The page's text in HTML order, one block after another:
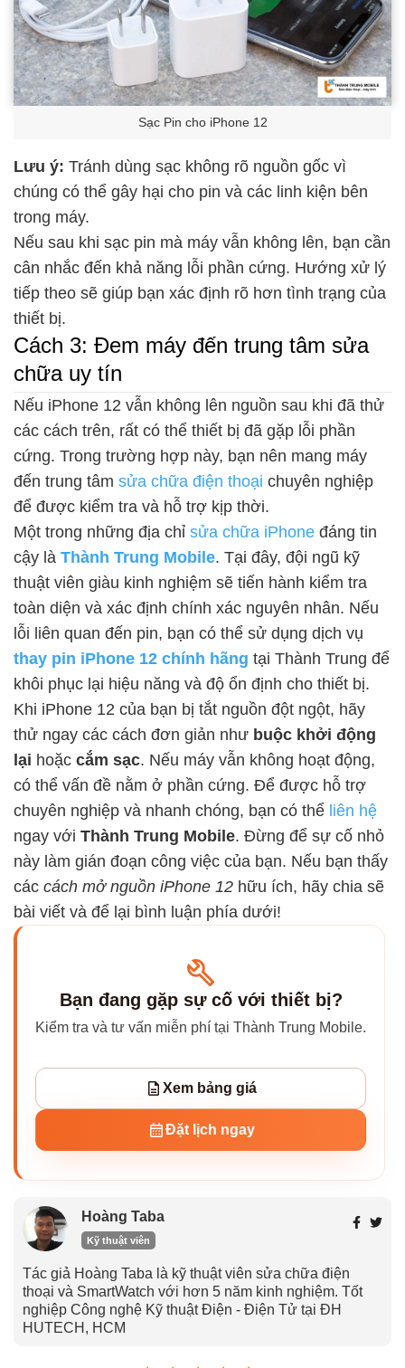
Sạc Pin cho iPhone 12
Lưu ý: Tránh dùng sạc không rõ nguồn gốc vì
chúng có thể gây hại cho pin và các linh kiện bên
trong máy.
Nếu sau khi sạc pin mà máy vẫn không lên, bạn cần
cân nhắc đến khả năng lỗi phần cứng. Hướng xử lý
tiếp theo sẽ giúp bạn xác định rõ hơn tình trạng của
thiết bị.
Cách 3: Đem máy đến trung tâm sửa
chữa uy tín
Nếu iPhone 12 vẫn không lên nguồn sau khi đã thử
các cách trên, rất có thể thiết bị đã gặp lỗi phần
cứng. Trong trường hợp này, bạn nên mang máy
đến trung tâm sửa chữa điện thoại chuyên nghiệp
để được kiểm tra và hỗ trợ kịp thời.
Một trong những địa chỉ sửa chữa iPhone đáng tin
cậy là Thành Trung Mobile. Tại đây, đội ngũ kỹ
thuật viên giàu kinh nghiệm sẽ tiến hành kiểm tra
toàn diện và xác định chính xác nguyên nhân. Nếu
lỗi liên quan đến pin, bạn có thể sử dụng dịch vụ
thay pin iPhone 12 chính hãng tại Thành Trung để
khôi phục lại hiệu năng và độ ổn định cho thiết bị.
Khi iPhone 12 của bạn bị tắt nguồn đột ngột, hãy
thử ngay các cách đơn giản như buộc khởi động
lại hoặc cắm sạc. Nếu máy vẫn không hoạt động,
có thể vấn đề nằm ở phần cứng. Để được hỗ trợ
chuyên nghiệp và nhanh chóng, bạn có thể liên hệ
ngay với Thành Trung Mobile. Đừng để sự cố nhỏ
này làm gián đoạn công việc của bạn. Nếu bạn thấy
các cách mở nguồn iPhone 12 hữu ích, hãy chia sẽ
bài viết và để lại bình luận phía dưới!
Bạn đang gặp sự cố với thiết bị?
Kiểm tra và tư vấn miễn phí tại Thành Trung Mobile.
Xem bảng giá
Đặt lịch ngay
Hoàng Taba
Kỹ thuật viên
Tác giả Hoàng Taba là kỹ thuật viên sửa chữa điện
thoại và SmartWatch với hơn 5 năm kinh nghiệm. Tốt
nghiệp Công nghệ Kỹ thuật Điện - Điện Tử tại ĐH
HUTECH, HCM